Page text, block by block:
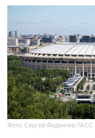
Фото: Сергей Фадеичев/ТАСС